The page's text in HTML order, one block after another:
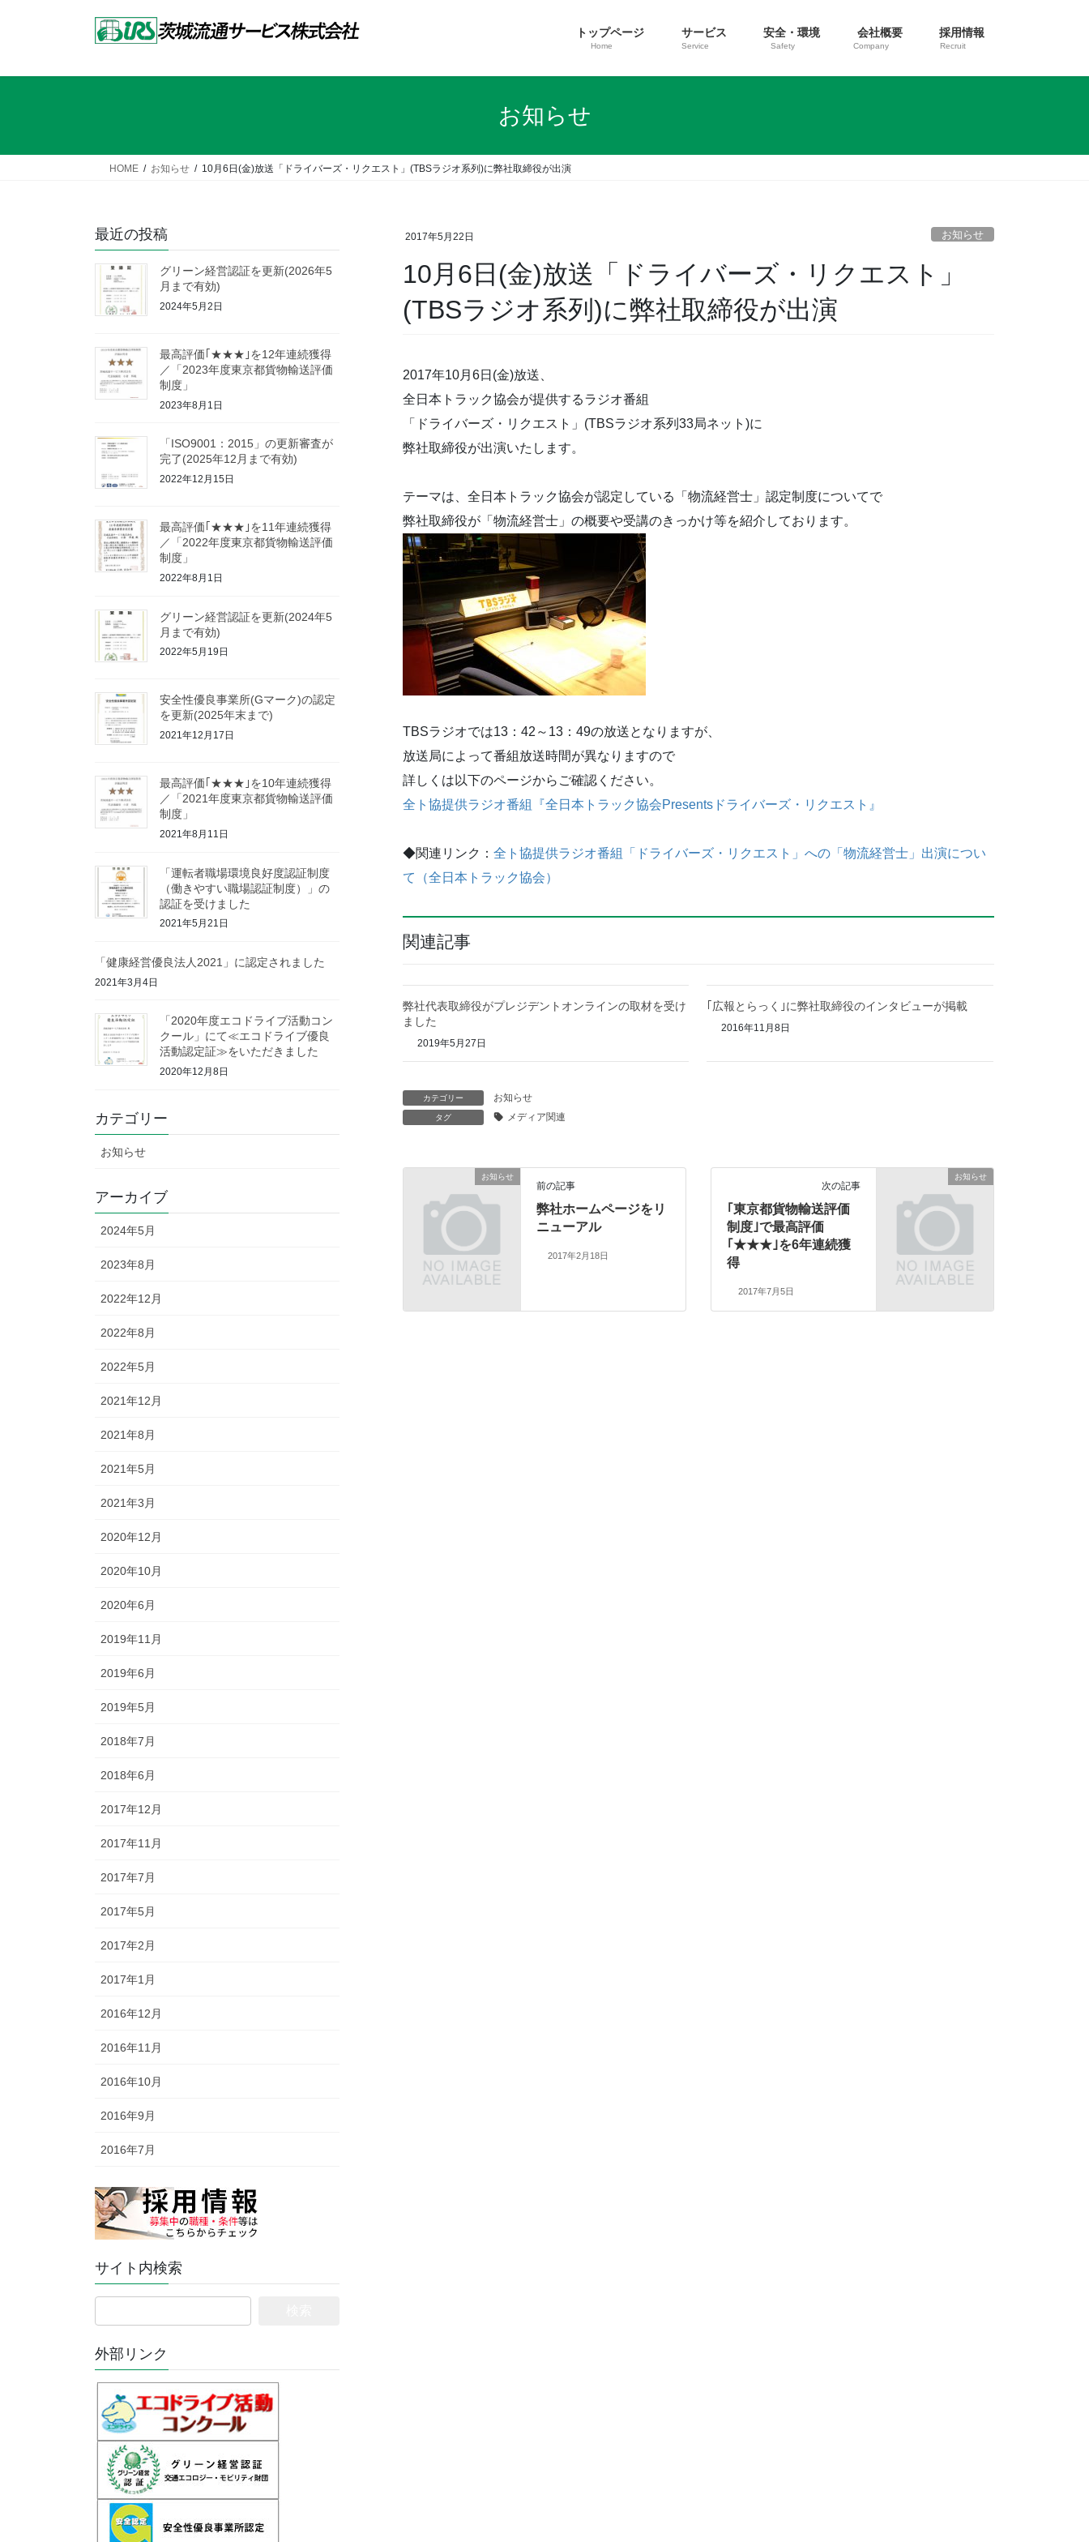
トップページ
Home
サービス
Service
安全・環境
Safety
会社概要
Company
採用情報
Recruit
お知らせ
HOME お知らせ 10月6日(金)放送「ドライバーズ・リクエスト」(TBSラジオ系列)に弊社取締役が出演
2017年5月22日 お知らせ
10月6日(金)放送「ドライバーズ・リクエスト」
(TBSラジオ系列)に弊社取締役が出演
2017年10月6日(金)放送、
全日本トラック協会が提供するラジオ番組
「ドライバーズ・リクエスト」(TBSラジオ系列33局ネット)に
弊社取締役が出演いたします。
テーマは、全日本トラック協会が認定している「物流経営士」認定制度についてで
弊社取締役が「物流経営士」の概要や受講のきっかけ等を紹介しております。
TBSラジオでは13：42～13：49の放送となりますが、
放送局によって番組放送時間が異なりますので
詳しくは以下のページからご確認ください。
全ト協提供ラジオ番組『全日本トラック協会Presentsドライバーズ・リクエスト』
◆関連リンク： 全ト協提供ラジオ番組「ドライバーズ・リクエスト」への「物流経営士」出演につい
て（全日本トラック協会）
関連記事
弊社代表取締役がプレジデントオンラインの取材を受け
ました
2019年5月27日
｢広報とらっく｣に弊社取締役のインタビューが掲載
2016年11月8日
カテゴリー お知らせ
タグ メディア関連
お知らせ
前の記事
弊社ホームページをリ
ニューアル
2017年2月18日
お知らせ
次の記事
｢東京都貨物輸送評価
制度｣で最高評価
｢★★★｣を6年連続獲
得
2017年7月5日
最近の投稿
グリーン経営認証を更新(2026年5
月まで有効)
2024年5月2日
最高評価｢★★★｣を12年連続獲得
／「2023年度東京都貨物輸送評価
制度」
2023年8月1日
「ISO9001：2015」の更新審査が
完了(2025年12月まで有効)
2022年12月15日
最高評価｢★★★｣を11年連続獲得
／「2022年度東京都貨物輸送評価
制度」
2022年8月1日
グリーン経営認証を更新(2024年5
月まで有効)
2022年5月19日
安全性優良事業所(Gマーク)の認定
を更新(2025年末まで)
2021年12月17日
最高評価｢★★★｣を10年連続獲得
／「2021年度東京都貨物輸送評価
制度」
2021年8月11日
「運転者職場環境良好度認証制度
（働きやすい職場認証制度）」の
認証を受けました
2021年5月21日
「健康経営優良法人2021」に認定されました
2021年3月4日
「2020年度エコドライブ活動コン
クール」にて≪エコドライブ優良
活動認定証≫をいただきました
2020年12月8日
カテゴリー
お知らせ
アーカイブ
2024年5月
2023年8月
2022年12月
2022年8月
2022年5月
2021年12月
2021年8月
2021年5月
2021年3月
2020年12月
2020年10月
2020年6月
2019年11月
2019年6月
2019年5月
2018年7月
2018年6月
2017年12月
2017年11月
2017年7月
2017年5月
2017年2月
2017年1月
2016年12月
2016年11月
2016年10月
2016年9月
2016年7月
サイト内検索
索:
外部リンク